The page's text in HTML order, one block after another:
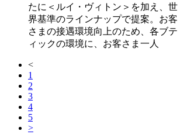
たに＜ルイ・ヴィトン＞を加え、世
界基準のラインナップで提案。お客
さまの接遇環境向上のため、各ブテ
ィックの環境に、お客さま一人
<
1
2
3
4
5
>